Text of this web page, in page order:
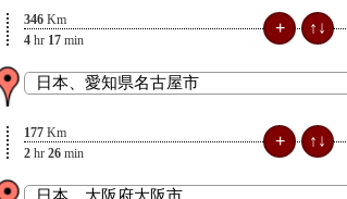
346 Km
4 hr 17 min
177 Km
2 hr 26 min